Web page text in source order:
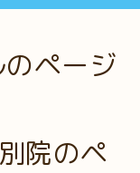
ページ
院のペ